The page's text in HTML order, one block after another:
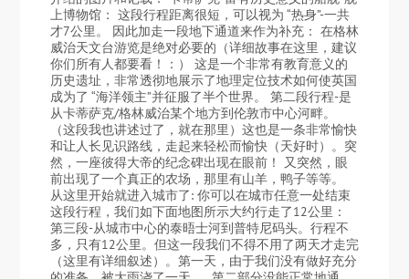
上博物馆： 这段行程距离很短，可以视为 “热身”-一共
才7公里。 因此加走一段地下通道来作为补充： 在格林
威治天文台游览是绝对必要的（详细故事在这里，建议
你们所有人都要看！：） 这是一个非常有教育意义的
历史遗址，非常透彻地展示了地理定位技术如何使英国
成为了 “海洋领主”并征服了半个世界。 第二段行程-是
从卡蒂萨克/格林威治某个地方到伦敦市中心河畔。
（这段我也讲述过了，就在那里）这也是一条非常愉快
和让人长见识路线，走起来轻松而愉快（天好时）。突
然，一座彼得大帝的纪念碑出现在眼前！ 又突然，眼
前出现了一个真正的农场，那里有山羊，鸭子等等。
从这里开始就进入城市了: 你可以在城市任意一处结束
这段行程，我们如下面地图所示大约行走了12公里：
第三段-从城市中心的泰晤士河到普特尼码头。行程不
多，只有12公里。但这一段我们不得不用了两天才走完
（这里有详细叙述）。第一天，由于我们没有做好充分